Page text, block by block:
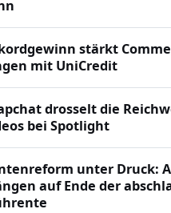
stärkt
mit UniCredit
drosselt die
bei Spotlight
unter Druck:
auf Ende der